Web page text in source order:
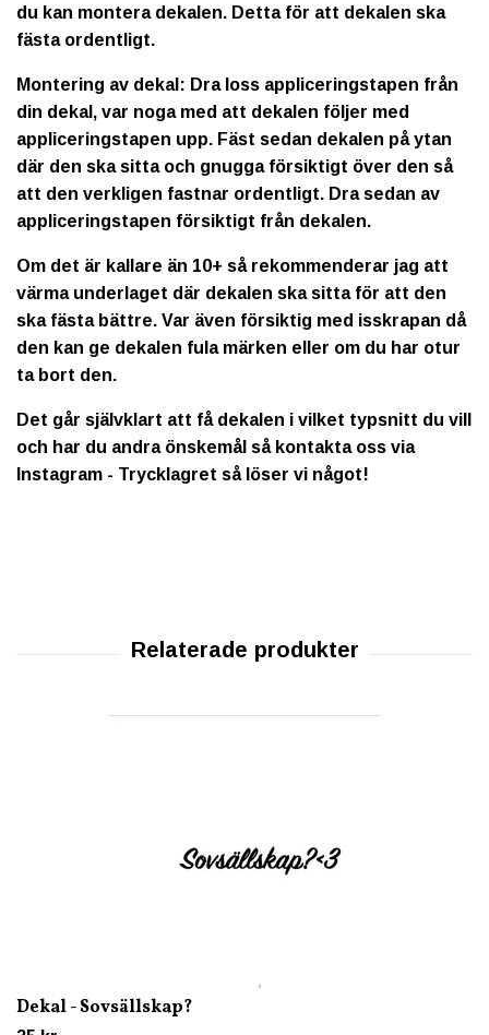
du kan montera dekalen. Detta för att dekalen ska
fästa ordentligt.
Montering av dekal: Dra loss appliceringstapen från
din dekal, var noga med att dekalen följer med
appliceringstapen upp. Fäst sedan dekalen på ytan
där den ska sitta och gnugga försiktigt över den så
att den verkligen fastnar ordentligt. Dra sedan av
appliceringstapen försiktigt från dekalen.
Om det är kallare än 10+ så rekommenderar jag att
värma underlaget där dekalen ska sitta för att den
ska fästa bättre. Var även försiktig med isskrapan då
den kan ge dekalen fula märken eller om du har otur
ta bort den.
Det går självklart att få dekalen i vilket typsnitt du vill
och har du andra önskemål så kontakta oss via
Instagram - Trycklagret så löser vi något!
Dekal - Sovsällskap?